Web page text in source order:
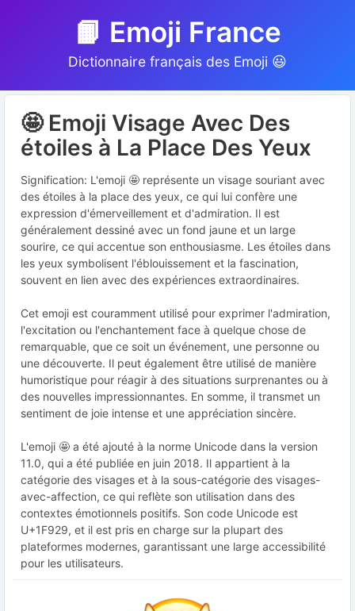
📙 Emoji France
Dictionnaire français des Emoji 😃
🤩 Emoji Visage Avec Des
étoiles à La Place Des Yeux
Signification: L'emoji 🤩 représente un visage souriant avec
des étoiles à la place des yeux, ce qui lui confère une
expression d'émerveillement et d'admiration. Il est
généralement dessiné avec un fond jaune et un large
sourire, ce qui accentue son enthousiasme. Les étoiles dans
les yeux symbolisent l'éblouissement et la fascination,
souvent en lien avec des expériences extraordinaires.
Cet emoji est couramment utilisé pour exprimer l'admiration,
l'excitation ou l'enchantement face à quelque chose de
remarquable, que ce soit un événement, une personne ou
une découverte. Il peut également être utilisé de manière
humoristique pour réagir à des situations surprenantes ou à
des nouvelles impressionnantes. En somme, il transmet un
sentiment de joie intense et une appréciation sincère.
L'emoji 🤩 a été ajouté à la norme Unicode dans la version
11.0, qui a été publiée en juin 2018. Il appartient à la
catégorie des visages et à la sous-catégorie des visages-
avec-affection, ce qui reflète son utilisation dans des
contextes émotionnels positifs. Son code Unicode est
U+1F929, et il est pris en charge sur la plupart des
plateformes modernes, garantissant une large accessibilité
pour les utilisateurs.